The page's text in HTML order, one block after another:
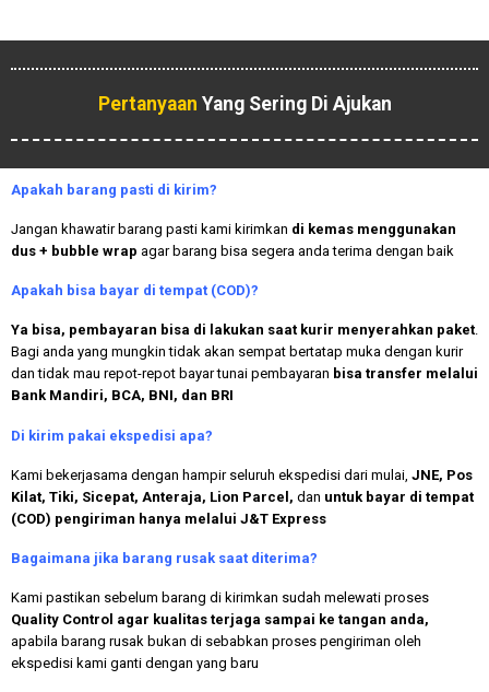
Pertanyaan Yang Sering Di Ajukan
Apakah barang pasti di kirim?
Jangan khawatir barang pasti kami kirimkan di kemas menggunakan
dus + bubble wrap agar barang bisa segera anda terima dengan baik
Apakah bisa bayar di tempat (COD)?
Ya bisa, pembayaran bisa di lakukan saat kurir menyerahkan paket.
Bagi anda yang mungkin tidak akan sempat bertatap muka dengan kurir
dan tidak mau repot-repot bayar tunai pembayaran bisa transfer melalui
Bank Mandiri, BCA, BNI, dan BRI
Di kirim pakai ekspedisi apa?
Kami bekerjasama dengan hampir seluruh ekspedisi dari mulai, JNE, Pos
Kilat, Tiki, Sicepat, Anteraja, Lion Parcel, dan untuk bayar di tempat
(COD) pengiriman hanya melalui J&T Express
Bagaimana jika barang rusak saat diterima?
Kami pastikan sebelum barang di kirimkan sudah melewati proses
Quality Control agar kualitas terjaga sampai ke tangan anda,
apabila barang rusak bukan di sebabkan proses pengiriman oleh
ekspedisi kami ganti dengan yang baru